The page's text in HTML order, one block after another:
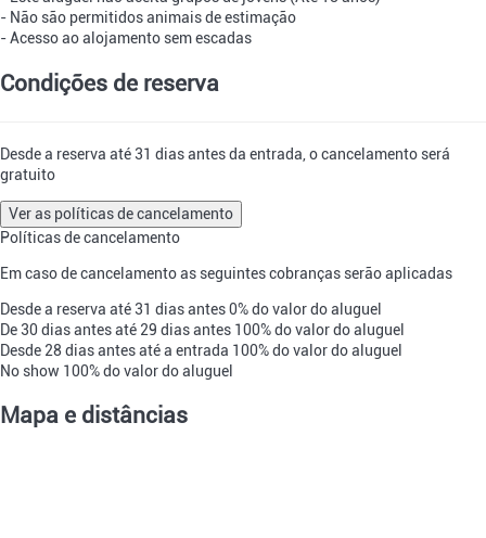
- Não são permitidos animais de estimação
- Acesso ao alojamento sem escadas
Condições de reserva
Desde a reserva até 31 dias antes da entrada, o cancelamento será
gratuito
Ver as políticas de cancelamento
Políticas de cancelamento
Em caso de cancelamento as seguintes cobranças serão aplicadas
Desde a reserva até 31 dias antes0% do valor do aluguel
De 30 dias antes até 29 dias antes 100% do valor do aluguel
Desde 28 dias antes até a entrada 100% do valor do aluguel
No show 100% do valor do aluguel
Mapa e distâncias